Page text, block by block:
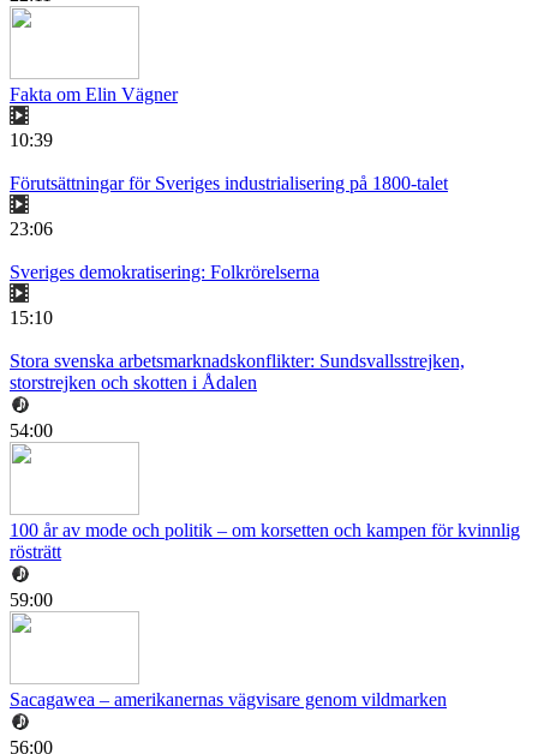
Fakta om Elin Vägner
10:39
Förutsättningar för Sveriges industrialisering på 1800-talet
23:06
Sveriges demokratisering: Folkrörelserna
15:10
Stora svenska arbetsmarknadskonflikter: Sundsvallsstrejken,
storstrejken och skotten i Ådalen
54:00
100 år av mode och politik – om korsetten och kampen för kvinnlig
rösträtt
59:00
Sacagawea – amerikanernas vägvisare genom vildmarken
56:00